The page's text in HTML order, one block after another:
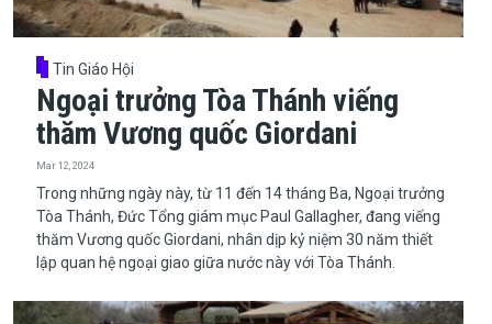
Tin Giáo Hội
Ngoại trưởng Tòa Thánh viếng
thăm Vương quốc Giordani
Mar 12, 2024
​​​​​​​Trong những ngày này, từ 11 đến 14 tháng Ba, Ngoại trưởng
Tòa Thánh, Đức Tổng giám mục Paul Gallagher, đang viếng
thăm Vương quốc Giordani, nhân dịp kỷ niệm 30 năm thiết
lập quan hệ ngoại giao giữa nước này với Tòa Thánh.